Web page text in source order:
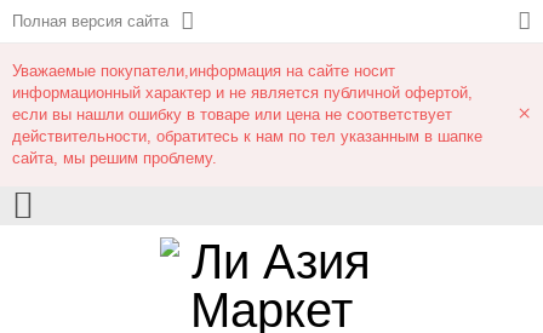
Полная версия сайта
Уважаемые покупатели,информация на сайте носит
информационный характер и не является публичной офертой,
если вы нашли ошибку в товаре или цена не соответствует
действительности, обратитесь к нам по тел указанным в шапке
сайта, мы решим проблему.
×